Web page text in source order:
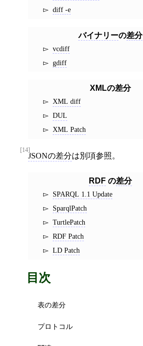
diff -e
バイナリーの差分
vcdiff
gdiff
XMLの差分
XML diff
DUL
XML Patch
[14]
JSONの差分は別項参照。
RDF の差分
SPARQL 1.1 Update
SparqlPatch
TurtlePatch
RDF Patch
LD Patch
目次
表の差分
プロトコル